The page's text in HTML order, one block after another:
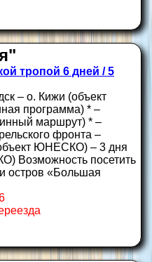
тропой 6 дней / 5
– о. Кижи (объект
программа) * –
маршрут) * –
фронта –
ЮНЕСКО) – 3 дня
Возможность посетить
остров «Большая